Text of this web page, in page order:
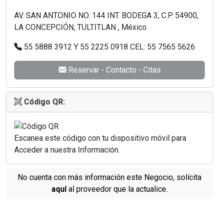
AV. SAN ANTONIO NO. 144 INT. BODEGA 3, C.P. 54900,
LA CONCEPCIÓN, TULTITLAN , México
55 5888 3912 Y 55 2225 0918 CEL: 55 7565 5626
Reservar - Contacto - Citas
Código QR:
Escanea este código con tu dispositivo móvil para
Acceder a nuestra Información.
No cuenta con más información este Negocio, solícita
aquíal proveedor que la actualice.